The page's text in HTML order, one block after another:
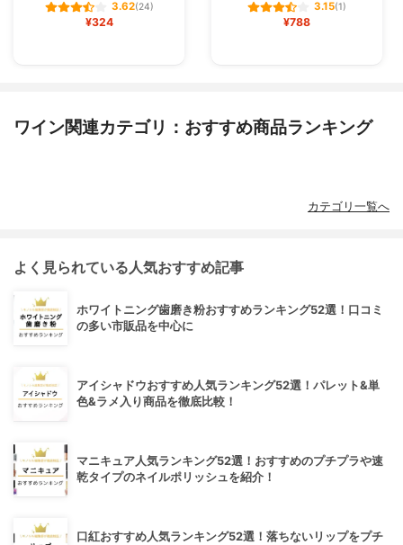
3.62(24)
¥324
3.15(1)
¥788
ワイン関連カテゴリ：おすすめ商品ランキング
カテゴリ一覧へ
よく見られている人気おすすめ記事
ホワイトニング歯磨き粉おすすめランキング52選！口コミ
の多い市販品を中心に
アイシャドウおすすめ人気ランキング52選！パレット&単
色&ラメ入り商品を徹底比較！
マニキュア人気ランキング52選！おすすめのプチプラや速
乾タイプのネイルポリッシュを紹介！
口紅おすすめ人気ランキング52選！落ちないリップをプチ